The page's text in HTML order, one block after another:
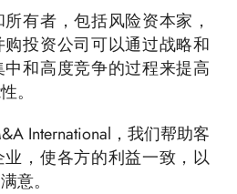
有者，包括风险资本家，
投资公司可以通过战略和
和高度竞争的过程来提高
。
International，我们帮助客
，使各方的利益一致，以
意。